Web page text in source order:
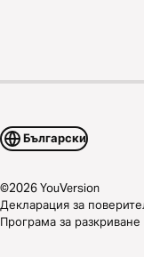
Български
©2026YouVersion
Декларация за
Програма за